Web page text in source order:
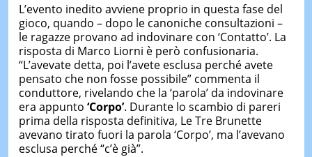
L’evento inedito avviene proprio in questa fase del
gioco, quando – dopo le canoniche consultazioni –
le ragazze provano ad indovinare con ‘Contatto’. La
risposta di Marco Liorni è però confusionaria.
“L’avevate detta, poi l’avete esclusa perché avete
pensato che non fosse possibile” commenta il
conduttore, rivelando che la ‘parola’ da indovinare
era appunto ‘Corpo’. Durante lo scambio di pareri
prima della risposta definitiva, Le Tre Brunette
avevano tirato fuori la parola ‘Corpo’, ma l’avevano
esclusa perché “c’è già”.